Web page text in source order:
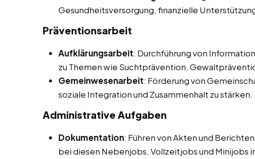
Gesundheitsversorgung, finanzielle
Präventionsarbeit
Aufklärungsarbeit: Durchführung von
zu Themen wie Suchtprävention,
Gemeinwesenarbeit: Förderung von
soziale Integration und Zusammenhalt zu stärken.
Administrative Aufgaben
Dokumentation: Führen von Akten und
bei diesen Nebenjobs, Vollzeitjobs und Minijobs